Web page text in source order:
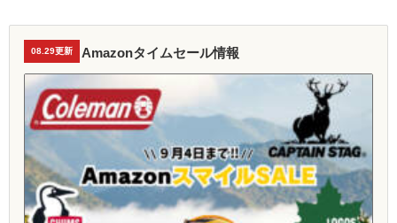
08.29更新 Amazonタイムセール情報